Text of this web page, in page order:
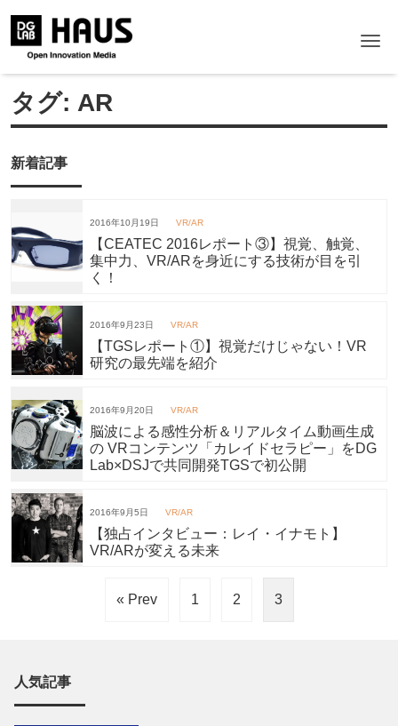
タグ: AR
新着記事
2016年10月19日 VR/AR
【CEATEC 2016レポート③】視覚、触覚、
集中力、VR/ARを身近にする技術が目を引
く！
2016年9月23日 VR/AR
【TGSレポート①】視覚だけじゃない！VR
研究の最先端を紹介
2016年9月20日 VR/AR
脳波による感性分析＆リアルタイム動画生成
の VRコンテンツ「カレイドセラピー」をDG
Lab×DSJで共同開発TGSで初公開
2016年9月5日 VR/AR
【独占インタビュー：レイ・イナモト】
VR/ARが変える未来
« Prev 1 2 3
人気記事